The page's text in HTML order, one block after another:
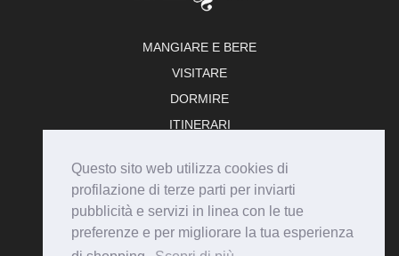
Questo sito web utilizza cookies di
profilazione di terze parti per inviarti
pubblicità e servizi in linea con le tue
preferenze e per migliorare la tua esperienza
MANGIARE E BERE
VISITARE
DORMIRE
ITINERARI
ADERISCI